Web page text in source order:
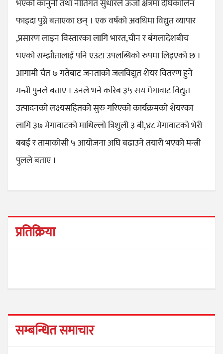
भएको कानुनी तथा नीतिगत सुधारले ऊर्जा क्षेत्रमा दीर्घकालिन
फाइदा पुग्ने बताएका छन् । एक वर्षको अवधिमा विद्युत व्यापार
,प्रसारण लाइन विस्तारका लागि भारत,चीन र बंगलादेशबीच
भएको सम्झौतालाई पनि एउटा उपलब्धिको रुपमा लिइएको छ ।
आगामी चैत ७ गतेबाट जनताको जलविद्युत शेयर वितरण हुने
मन्त्री पुनले बताए । उनले भने करिब ३५ सय मेगावाट विद्युत
उत्पादनको लक्ष्यसहितको सुरु गरिएको कार्यक्रमको शेयरका
लागि ३७ मेगावाटको माथिल्लो त्रिशुली ३ बी,४८ मेगावाटको भेरी
बबई र तामाकोसी ५ आयोजना अघि बढाउने तयारी भएको मन्त्री
पुलले बताए ।
प्रतिक्रिया
सम्बन्धित समाचार